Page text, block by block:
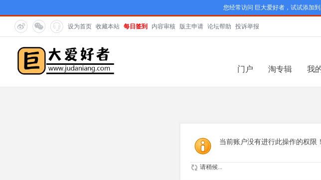
您经常访问 巨大爱好者，试试添加
设为首页 收藏本站 每日签到 内容审核 版主申请 论坛帮助 投诉举报
门户 淘专辑 我
当前账户没有进行此操作的权限
请稍候...